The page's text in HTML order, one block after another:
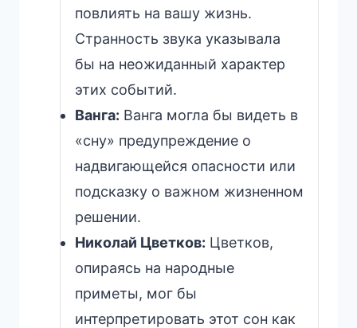
повлиять на вашу жизнь.
Странность звука указывала
бы на неожиданный характер
этих событий.
Ванга: Ванга могла бы видеть в
«сну» предупреждение о
надвигающейся опасности или
подсказку о важном жизненном
решении.
Николай Цветков: Цветков,
опираясь на народные
приметы, мог бы
интерпретировать этот сон как